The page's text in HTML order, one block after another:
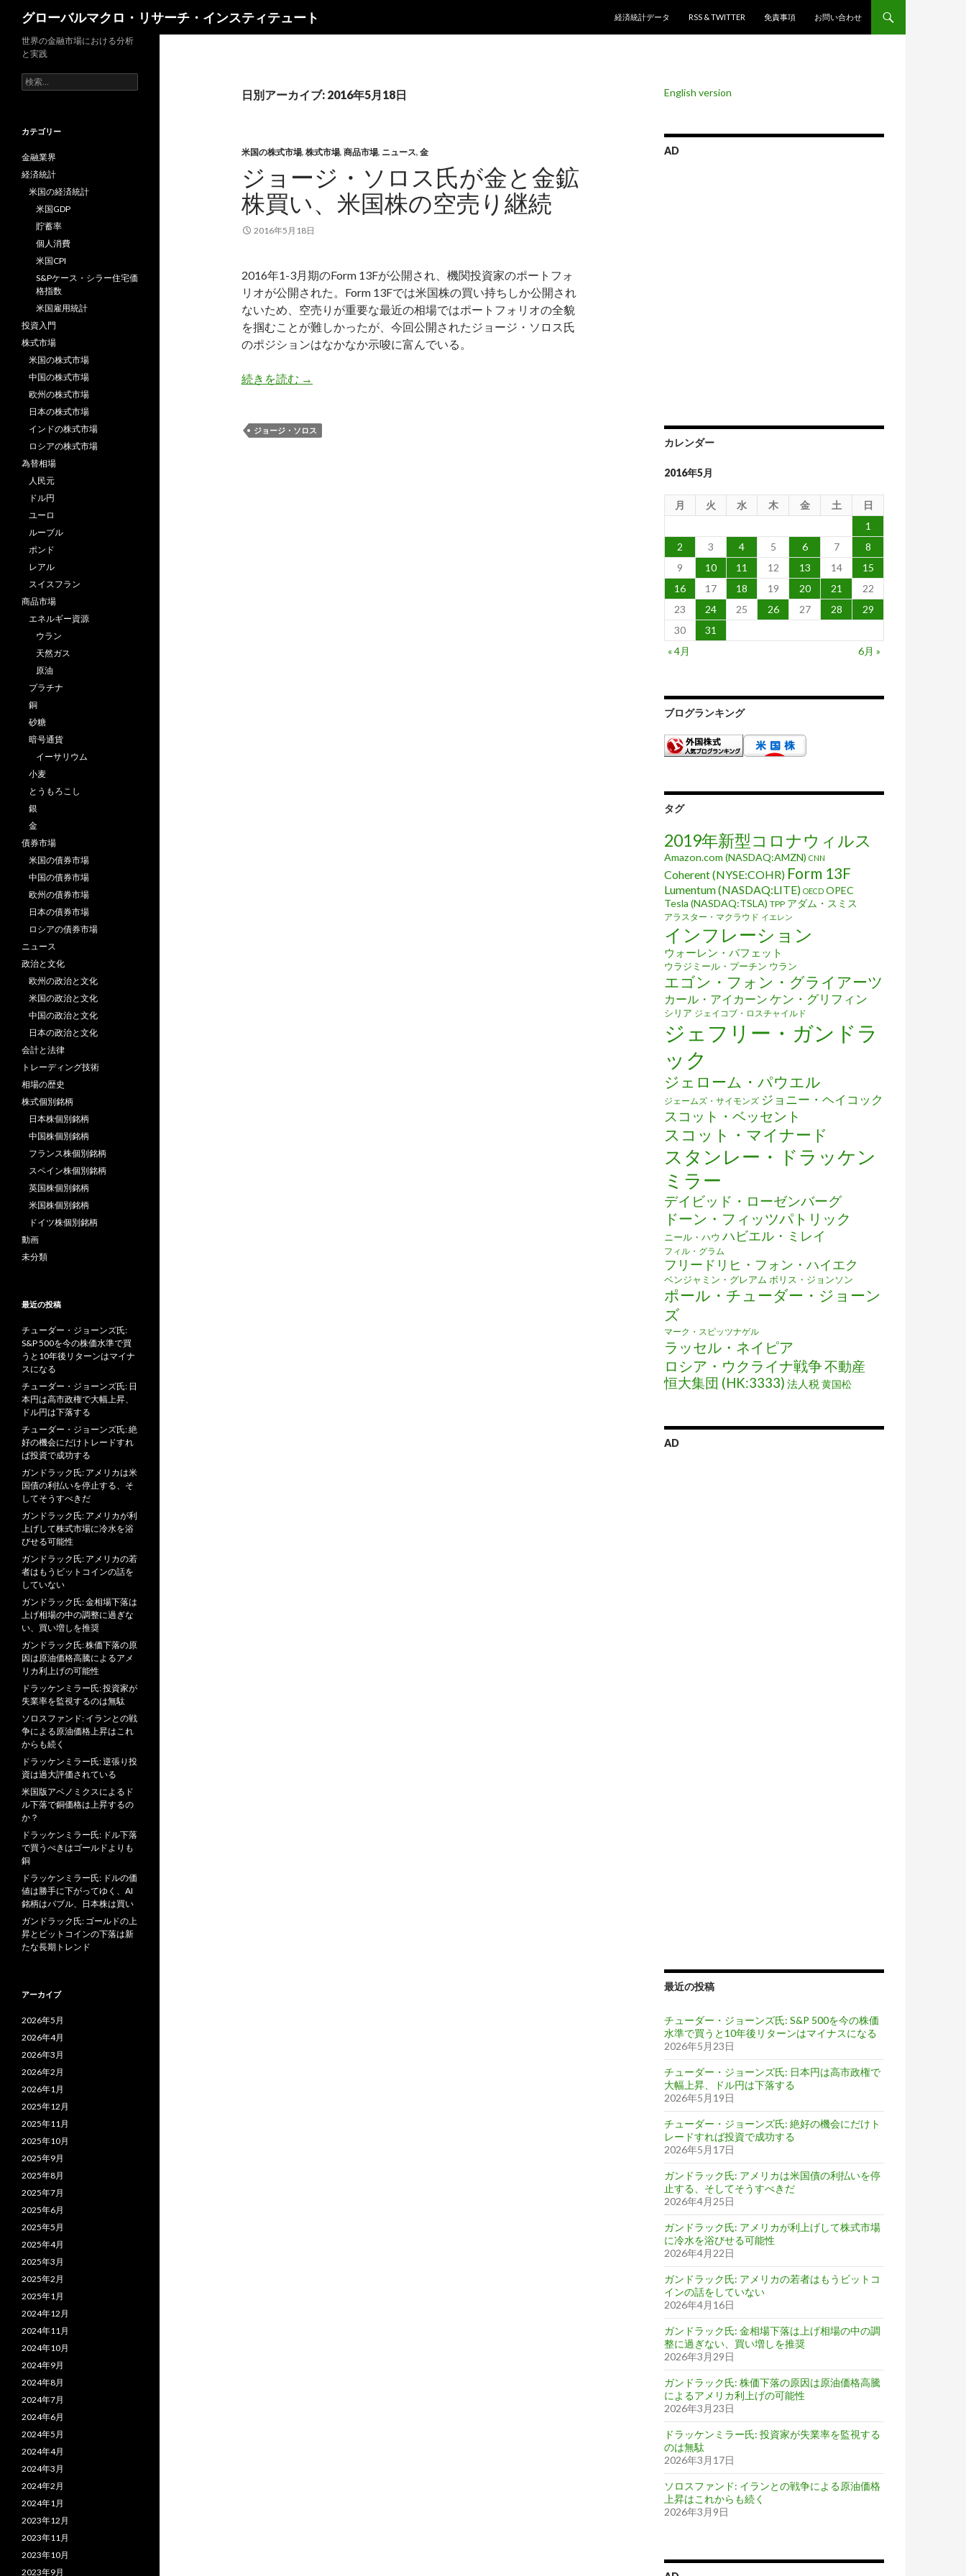
グローバルマクロ・リサーチ・インスティテュート
経済統計データ
RSS & TWITTER 免責事項 お問い合わせ
日別アーカイブ: 2016年5月18日
米国の株式市場, 株式市場, 商品市場, ニュース, 金
ジョージ・ソロス氏が金と金鉱
株買い、米国株の空売り継続
2016年5月18日
2016年1-3月期のForm 13Fが公開され、機関投資家のポートフォ
リオが公開された。Form 13Fでは米国株の買い持ちしか公開され
ないため、空売りが重要な最近の相場ではポートフォリオの全貌
を掴むことが難しかったが、今回公開されたジョージ・ソロス氏
のポジションはなかなか示唆に富んでいる。
続きを読む ジョージ・ソロス氏が金と金鉱株買い、米国株の空売り継続
→
ジョージ・ソロス
English version
AD
カレンダー
2016年5月
月 火 水 木 金 土
日
1
2
3 4 5 6 7
8
9
10 11 12 13 14
15
16
17 18 19 20 21
22
23
24 25 26 27 28
29
30
31
« 4月
6月 »
ブログランキング
タグ
2019年新型コロナウィルス
Amazon.com (NASDAQ:AMZN) CNN
Coherent (NYSE:COHR) Form 13F
Lumentum (NASDAQ:LITE) OECD OPEC
Tesla (NASDAQ:TSLA) TPP アダム・スミス
アラスター・マクラウド イエレン
インフレーション
ウォーレン・バフェット
ウラジミール・プーチン ウラン
エゴン・フォン・グライアーツ
カール・アイカーン ケン・グリフィン
シリア ジェイコブ・ロスチャイルド
ジェフリー・ガンドラ
ック
ジェローム・パウエル
ジェームズ・サイモンズ ジョニー・ヘイコック
スコット・ベッセント
スコット・マイナード
スタンレー・ドラッケン
ミラー
デイビッド・ローゼンバーグ
ドーン・フィッツパトリック
ニール・ハウ ハビエル・ミレイ
フィル・グラム
フリードリヒ・フォン・ハイエク
ベンジャミン・グレアム ボリス・ジョンソン
ポール・チューダー・ジョーン
ズ
マーク・スピッツナゲル
ラッセル・ネイピア
ロシア・ウクライナ戦争不動産
恒大集団 (HK:3333) 法人税黄国松
AD
最近の投稿
チューダー・ジョーンズ氏: S&P 500を今の株価
水準で買うと10年後リターンはマイナスになる
2026年5月23日
チューダー・ジョーンズ氏: 日本円は高市政権で
大幅上昇、ドル円は下落する
2026年5月19日
チューダー・ジョーンズ氏: 絶好の機会にだけト
レードすれば投資で成功する
2026年5月17日
ガンドラック氏: アメリカは米国債の利払いを停
止する、そしてそうすべきだ
2026年4月25日
ガンドラック氏: アメリカが利上げして株式市場
に冷水を浴びせる可能性
2026年4月22日
ガンドラック氏: アメリカの若者はもうビットコ
インの話をしていない
2026年4月16日
ガンドラック氏: 金相場下落は上げ相場の中の調
整に過ぎない、買い増しを推奨
2026年3月29日
ガンドラック氏: 株価下落の原因は原油価格高騰
によるアメリカ利上げの可能性
2026年3月23日
ドラッケンミラー氏: 投資家が失業率を監視する
のは無駄
2026年3月17日
ソロスファンド: イランとの戦争による原油価格
上昇はこれからも続く
2026年3月9日
世界の金融市場における分析
と実践
検
索:
カテゴリー
金融業界
経済統計
米国の経済統計
米国GDP
貯蓄率
個人消費
米国CPI
S&Pケース・シラー住宅価
格指数
米国雇用統計
投資入門
株式市場
米国の株式市場
中国の株式市場
欧州の株式市場
日本の株式市場
インドの株式市場
ロシアの株式市場
為替相場
人民元
ドル円
ユーロ
ルーブル
ポンド
レアル
スイスフラン
商品市場
エネルギー資源
ウラン
天然ガス
原油
プラチナ
銅
砂糖
暗号通貨
イーサリウム
小麦
とうもろこし
銀
金
債券市場
米国の債券市場
中国の債券市場
欧州の債券市場
日本の債券市場
ロシアの債券市場
ニュース
政治と文化
欧州の政治と文化
米国の政治と文化
中国の政治と文化
日本の政治と文化
会計と法律
トレーディング技術
相場の歴史
株式個別銘柄
日本株個別銘柄
中国株個別銘柄
フランス株個別銘柄
スペイン株個別銘柄
英国株個別銘柄
米国株個別銘柄
ドイツ株個別銘柄
動画
未分類
最近の投稿
チューダー・ジョーンズ氏:
S&P 500を今の株価水準で買
うと10年後リターンはマイナ
スになる
チューダー・ジョーンズ氏: 日
本円は高市政権で大幅上昇、
ドル円は下落する
チューダー・ジョーンズ氏: 絶
好の機会にだけトレードすれ
ば投資で成功する
ガンドラック氏: アメリカは米
国債の利払いを停止する、そ
してそうすべきだ
ガンドラック氏: アメリカが利
上げして株式市場に冷水を浴
びせる可能性
ガンドラック氏: アメリカの若
者はもうビットコインの話を
していない
ガンドラック氏: 金相場下落は
上げ相場の中の調整に過ぎな
い、買い増しを推奨
ガンドラック氏: 株価下落の原
因は原油価格高騰によるアメ
リカ利上げの可能性
ドラッケンミラー氏: 投資家が
失業率を監視するのは無駄
ソロスファンド: イランとの戦
争による原油価格上昇はこれ
からも続く
ドラッケンミラー氏: 逆張り投
資は過大評価されている
米国版アベノミクスによるド
ル下落で銅価格は上昇するの
か？
ドラッケンミラー氏: ドル下落
で買うべきはゴールドよりも
銅
ドラッケンミラー氏: ドルの価
値は勝手に下がってゆく、AI
銘柄はバブル、日本株は買い
ガンドラック氏: ゴールドの上
昇とビットコインの下落は新
たな長期トレンド
アーカイブ
2026年5月
2026年4月
2026年3月
2026年2月
2026年1月
2025年12月
2025年11月
2025年10月
2025年9月
2025年8月
2025年7月
2025年6月
2025年5月
2025年4月
2025年3月
2025年2月
2025年1月
2024年12月
2024年11月
2024年10月
2024年9月
2024年8月
2024年7月
2024年6月
2024年5月
2024年4月
2024年3月
2024年2月
2024年1月
2023年12月
2023年11月
2023年10月
2023年9月